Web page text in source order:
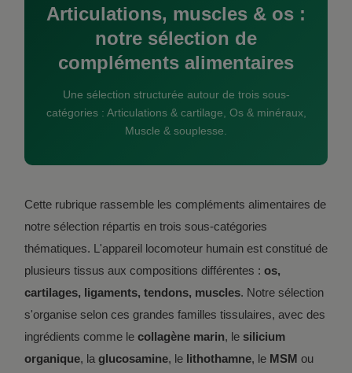
Articulations, muscles & os :
notre sélection de
compléments alimentaires
Une sélection structurée autour de trois sous-
catégories : Articulations & cartilage, Os & minéraux,
Muscle & souplesse.
Cette rubrique rassemble les compléments alimentaires de
notre sélection répartis en trois sous-catégories
thématiques. L'appareil locomoteur humain est constitué de
plusieurs tissus aux compositions différentes : os,
cartilages, ligaments, tendons, muscles. Notre sélection
s'organise selon ces grandes familles tissulaires, avec des
ingrédients comme le collagène marin, le silicium
organique, la glucosamine, le lithothamne, le MSM ou